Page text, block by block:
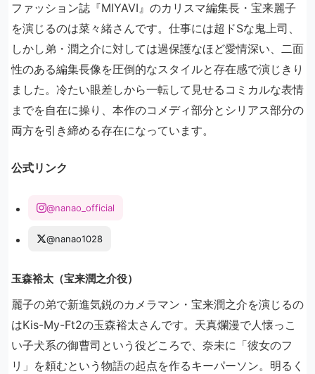
ファッション誌『MIYAVI』のカリスマ編集長・宝来麗子
を演じるのは菜々緒さんです。仕事には超ドSな鬼上司、
しかし弟・潤之介に対しては過保護なほど愛情深い、二面
性のある編集長像を圧倒的なスタイルと存在感で演じきり
ました。冷たい眼差しから一転して見せるコミカルな表情
までを自在に操り、本作のコメディ部分とシリアス部分の
両方を引き締める存在になっています。
公式リンク
@nanao_official
@nanao1028
玉森裕太（宝来潤之介役）
麗子の弟で新進気鋭のカメラマン・宝来潤之介を演じるの
はKis-My-Ft2の玉森裕太さんです。天真爛漫で人懐っこ
い子犬系の御曹司という役どころで、奈未に「彼女のフ
リ」を頼むという物語の起点を作るキーパーソン。明るく